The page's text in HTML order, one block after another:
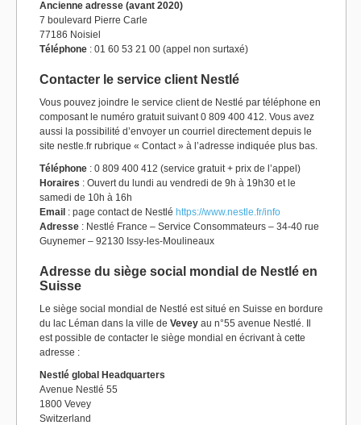
Ancienne adresse (avant 2020)
7 boulevard Pierre Carle
77186 Noisiel
Téléphone : 01 60 53 21 00 (appel non surtaxé)
Contacter le service client Nestlé
Vous pouvez joindre le service client de Nestlé par téléphone en
composant le numéro gratuit suivant 0 809 400 412. Vous avez
aussi la possibilité d’envoyer un courriel directement depuis le
site nestle.fr rubrique « Contact » à l’adresse indiquée plus bas.
Téléphone : 0 809 400 412 (service gratuit + prix de l’appel)
Horaires : Ouvert du lundi au vendredi de 9h à 19h30 et le
samedi de 10h à 16h
Email : page contact de Nestlé https://www.nestle.fr/info
Adresse : Nestlé France – Service Consommateurs – 34-40 rue
Guynemer – 92130 Issy-les-Moulineaux
Adresse du siège social mondial de Nestlé en
Suisse
Le siège social mondial de Nestlé est situé en Suisse en bordure
du lac Léman dans la ville de Vevey au n°55 avenue Nestlé. Il
est possible de contacter le siège mondial en écrivant à cette
adresse :
Nestlé global Headquarters
Avenue Nestlé 55
1800 Vevey
Switzerland